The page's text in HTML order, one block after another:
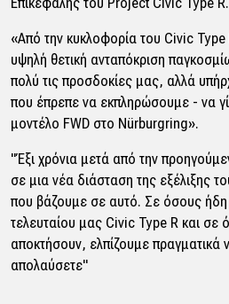
«Από την κυκλοφορία του Civic
υψηλή θετική ανταπόκριση
πολύ τις προσδοκίες μας, αλλά
που έπρεπε να εκπληρώσουμε - να
μοντέλο FWD στο Nürburgring».
"Έξι χρόνια μετά από την
σε μια νέα διάσταση της εξέλιξης
που βάζουμε σε αυτό. Σε όσους ήδη
τελευταίου μας Civic Type R και σε
αποκτήσουν, ελπίζουμε πραγματικά
απολαύσετε"